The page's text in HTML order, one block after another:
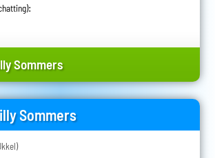
:
Sommers
Sommers